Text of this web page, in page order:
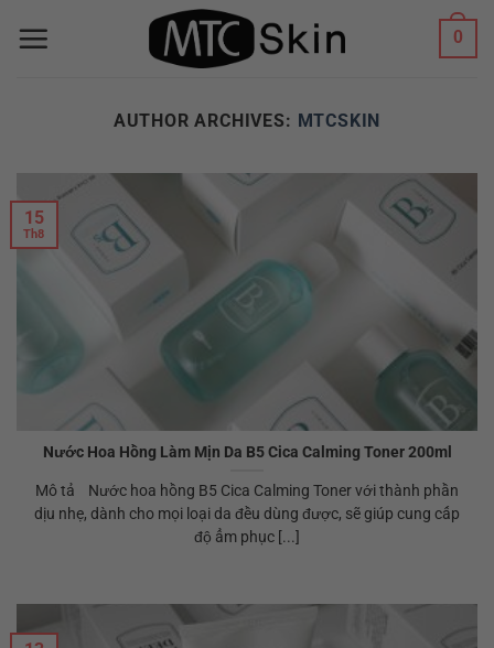
0
AUTHOR ARCHIVES: MTCSKIN
Nước Hoa Hồng Làm Mịn Da B5 Cica Calming Toner 200ml
Mô tả Nước hoa hồng B5 Cica Calming Toner với thành phần
dịu nhẹ, dành cho mọi loại da đều dùng được, sẽ giúp cung cấp
độ ẩm phục [...]
15
Th8